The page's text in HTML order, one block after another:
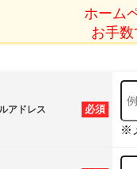
ホーム
お手数
必須
アドレス
※